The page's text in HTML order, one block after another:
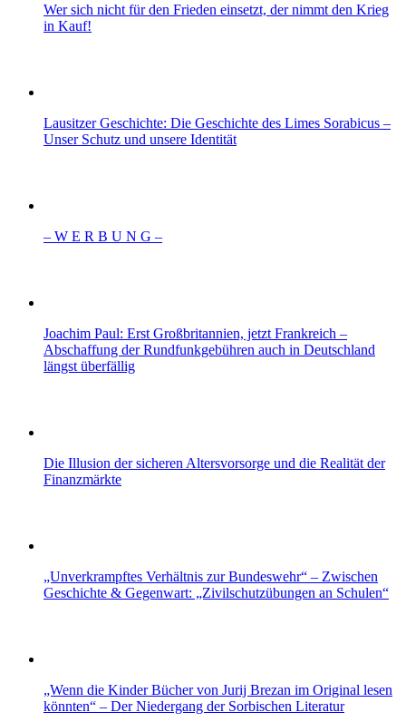
Wer sich nicht für den Frieden einsetzt, der nimmt den Krieg
in Kauf!
Lausitzer Geschichte: Die Geschichte des Limes Sorabicus –
Unser Schutz und unsere Identität
– W Ε R Β U Ν G –
Joachim Paul: Erst Großbritannien, jetzt Frankreich –
Abschaffung der Rundfunkgebühren auch in Deutschland
längst überfällig
Die Illusion der sicheren Altersvorsorge und die Realität der
Finanzmärkte
„Unverkrampftes Verhältnis zur Bundeswehr“ – Zwischen
Geschichte & Gegenwart: „Zivilschutzübungen an Schulen“
„Wenn die Kinder Bücher von Jurij Brezan im Original lesen
könnten“ – Der Niedergang der Sorbischen Literatur